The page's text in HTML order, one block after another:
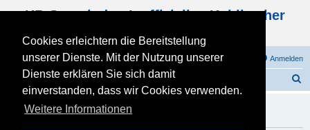
Cookies erleichtern die Bereitstellung
unserer Dienste. Mit der Nutzung unserer
Dienste erklären Sie sich damit
einverstanden, dass wir Cookies verwenden.
Weitere Informationen
KB Gemeinde - Inoffizielles Kohlbacher
FAQ Anmelden
Registrieren
Foren-Übersicht
h
Du musst registriert und angemeldet sein, um Profile
anzuschauen.